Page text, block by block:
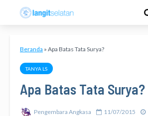
Beranda » Apa Batas Tata Surya?
TANYA LS
Apa Batas Tata Surya?
Pengembara Angkasa 11/07/2015